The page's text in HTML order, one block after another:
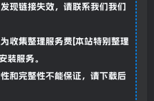
现链接失效，请联系我们我们
收集整理服务费[本站特别整理
装服务。
和完整性不能保证，请下载后